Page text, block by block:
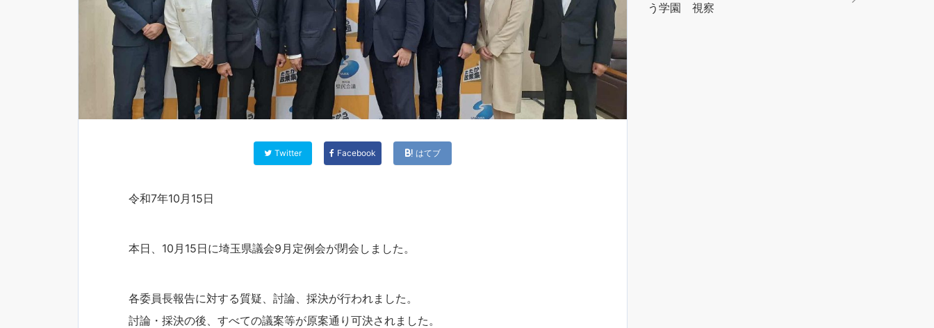
Twitter Facebook はてブ
令和7年10月15日
本日、10月15日に埼玉県議会9月定例会が閉会しました。
各委員長報告に対する質疑、討論、採決が行われました。
討論・採決の後、すべての議案等が原案通り可決されました。
う学園 視察